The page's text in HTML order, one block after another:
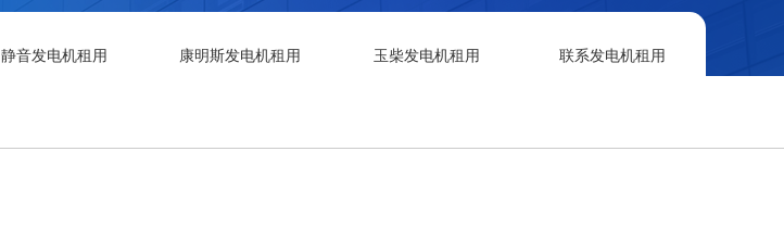
静音发电机租用 康明斯发电机租用 玉柴发电机租用 联系发电机租用